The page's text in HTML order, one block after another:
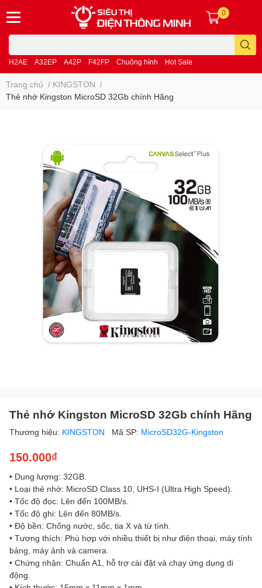
H2AE A32EP A42P F42FP Chuông hình Hot Sale
0
Trang chủ / KINGSTON /
Thẻ nhớ Kingston MicroSD 32Gb chính Hãng
Thẻ nhớ Kingston MicroSD 32Gb chính Hãng
Thương hiệu: KINGSTON Mã SP: MicroSD32G-Kingston
150.000₫
• Dung lượng: 32GB.
• Loại thẻ nhớ: MicroSD Class 10, UHS-I (Ultra High Speed).
• Tốc độ đọc: Lên đến 100MB/s.
• Tốc độ ghi: Lên đến 80MB/s.
• Độ bền: Chống nước, sốc, tia X và từ tính.
• Tương thích: Phù hợp với nhiều thiết bị như điện thoại, máy tính
bảng, máy ảnh và camera.
• Chứng nhận: Chuẩn A1, hỗ trợ cài đặt và chạy ứng dụng di
động.